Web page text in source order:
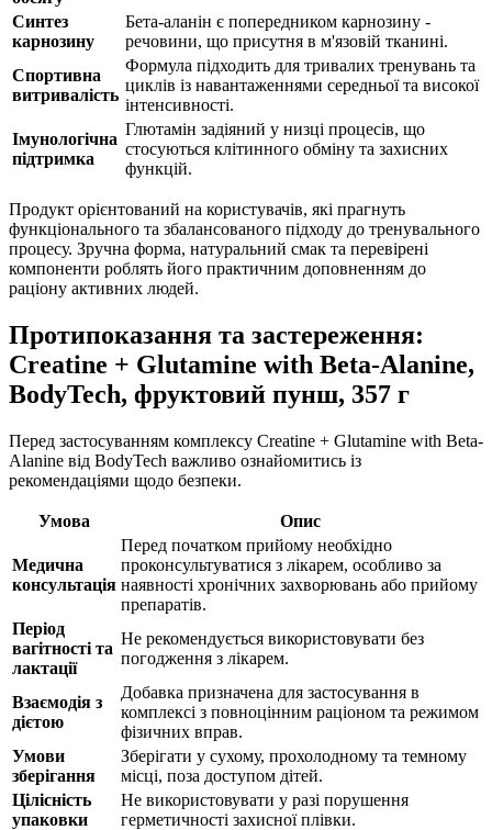
Синтез
карнозину
Бета-аланін є попередником карнозину -
речовини, що присутня в м'язовій тканині.
Спортивна
витривалість
Формула підходить для тривалих тренувань та
циклів із навантаженнями середньої та високої
інтенсивності.
Імунологічна
підтримка
Глютамін задіяний у низці процесів, що
стосуються клітинного обміну та захисних
функцій.
Продукт орієнтований на користувачів, які прагнуть
функціонального та збалансованого підходу до тренувального
процесу. Зручна форма, натуральний смак та перевірені
компоненти роблять його практичним доповненням до
раціону активних людей.
Протипоказання та застереження:
Creatine + Glutamine with Beta-Alanine,
BodyTech, фруктовий пунш, 357 г
Перед застосуванням комплексу Creatine + Glutamine with Beta-
Alanine від BodyTech важливо ознайомитись із
рекомендаціями щодо безпеки.
Умова Опис
Медична
консультація
Перед початком прийому необхідно
проконсультуватися з лікарем, особливо за
наявності хронічних захворювань або прийому
препаратів.
Період
вагітності та
лактації
Не рекомендується використовувати без
погодження з лікарем.
Взаємодія з
дієтою
Добавка призначена для застосування в
комплексі з повноцінним раціоном та режимом
фізичних вправ.
Умови
зберігання
Зберігати у сухому, прохолодному та темному
місці, поза доступом дітей.
Цілісність
упаковки
Не використовувати у разі порушення
герметичності захисної плівки.